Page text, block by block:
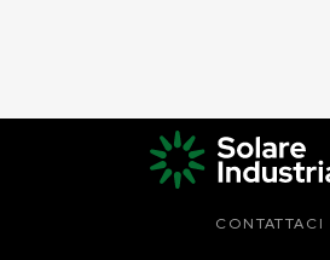
CONTATTACI